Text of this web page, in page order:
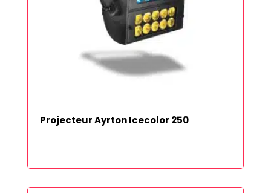
Projecteur Ayrton Icecolor 250